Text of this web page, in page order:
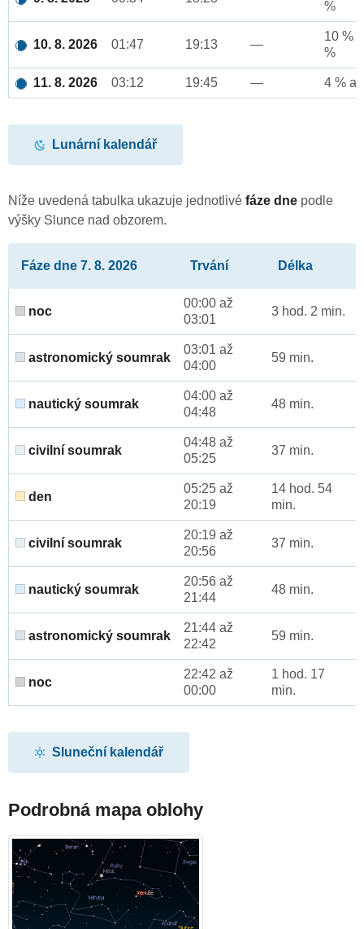
%
10. 8. 2026 01:47 19:13 —
10 %
%
11. 8. 2026 03:12 19:45 — 4 %
Lunární kalendář
Níže uvedená tabulka ukazuje jednotlivé fáze dne podle
výšky Slunce nad obzorem.
Fáze dne 7. 8. 2026 Trvání Délka
noc
00:00 až
03:01
3 hod. 2 min.
astronomický soumrak
03:01 až
04:00
59 min.
nautický soumrak
04:00 až
04:48
48 min.
civilní soumrak
04:48 až
05:25
37 min.
den
05:25 až
20:19
14 hod. 54
min.
civilní soumrak
20:19 až
20:56
37 min.
nautický soumrak
20:56 až
21:44
48 min.
astronomický soumrak
21:44 až
22:42
59 min.
noc
22:42 až
00:00
1 hod. 17
min.
Sluneční kalendář
Podrobná mapa oblohy